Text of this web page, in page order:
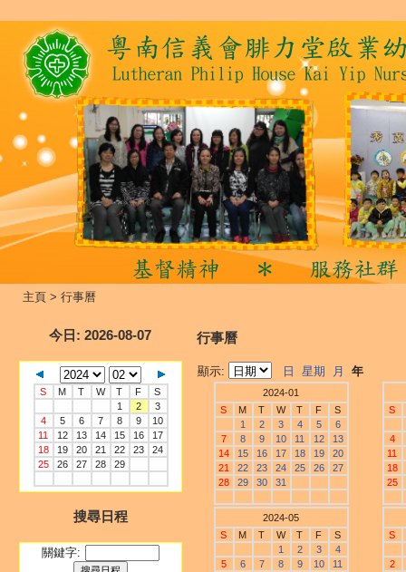
主頁 > 行事曆
今日 : 2026-08-07
S M T W T F
S
1
2
3
4
5 6 7 8 9
10
11
12 13 14 15 16
17
18
19 20 21 22 23
24
25
26 27 28 29
搜尋日程
關鍵字:
行事曆
顯示: 日 星期 月 年
2024-01
S
M T W T F
S
1
2 3 4 5
6
7
8 9 10 11 12
13
14
15 16 17 18 19
20
21
22 23 24 25 26
27
28
29 30 31
S
4
11
18
25
2024-05
S
M T W T F
S
1
2 3
4
5
6 7 8 9 10
11
S
2